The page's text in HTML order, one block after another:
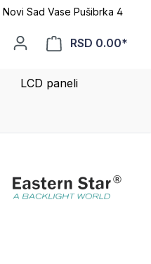
Novi Sad Vase Pušibrka 4
RSD 0.00*
LCD paneli